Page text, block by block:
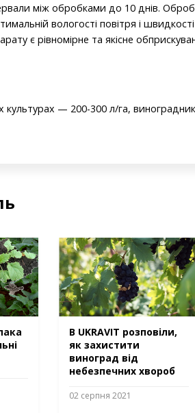
між обробками до 10 днів.
вологості повітря і
є рівномірне та якісне
культурах — 200-300 л/га,
В UKRAVIT розповіли,
як захистити
виноград від
небезпечних хвороб
02 серпня 2021